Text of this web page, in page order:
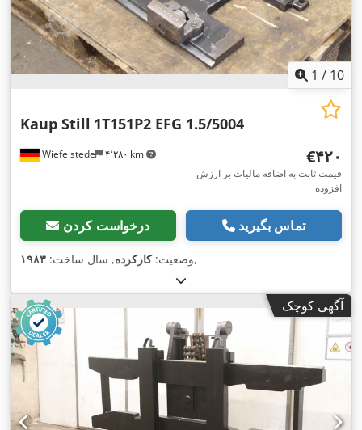
1 / 10
Wiefelstede ۴٬۲۸۰ km
Kaup Still 1T151P2 EFG 1.5/5004
‎€۴۲۰
قیمت ثابت به اضافه مالیات بر ارزش
افزوده
درخواست کردن تماس بگیرید
وضعیت:کارکرده, سال ساخت: ۱۹۸۳ ,
آگهی کوچک